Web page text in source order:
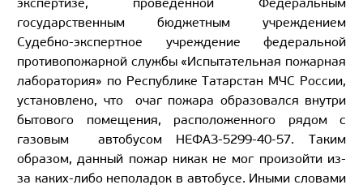
государственным бюджетным учреждением
Судебно-экспертное учреждение федеральной
противопожарной службы «Испытательная пожарная
лаборатория» по Республике Татарстан МЧС России,
установлено, что очаг пожара образовался внутри
бытового помещения, расположенного рядом с
газовым автобусом НЕФАЗ-5299-40-57. Таким
образом, данный пожар никак не мог произойти из-
за каких-либо неполадок в автобусе. Иными словами